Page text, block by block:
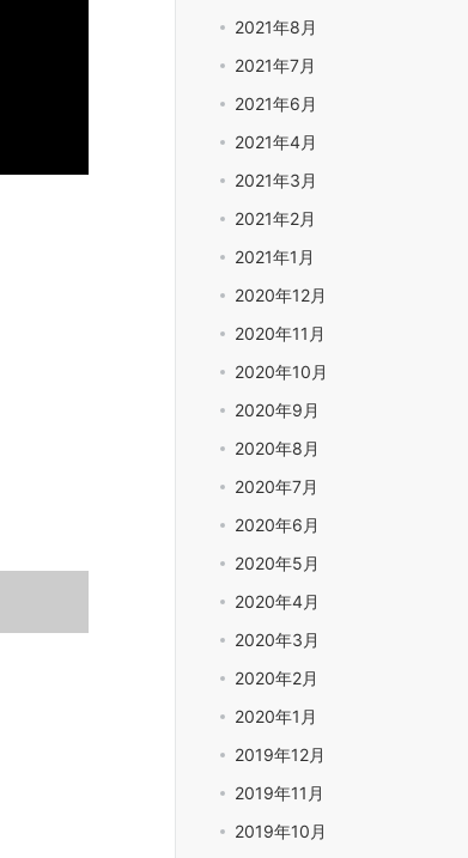
2021年8月
2021年7月
2021年6月
2021年4月
2021年3月
2021年2月
2021年1月
2020年12月
2020年11月
2020年10月
2020年9月
2020年8月
2020年7月
2020年6月
2020年5月
2020年4月
2020年3月
2020年2月
2020年1月
2019年12月
2019年11月
2019年10月